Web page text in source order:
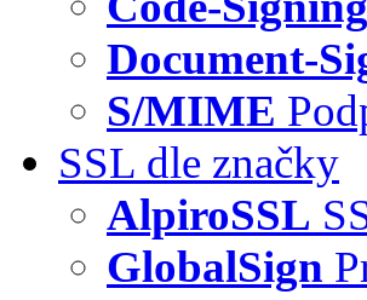
Document-
S/MIME
SSL dle značky
AlpiroSSL
GlobalSign